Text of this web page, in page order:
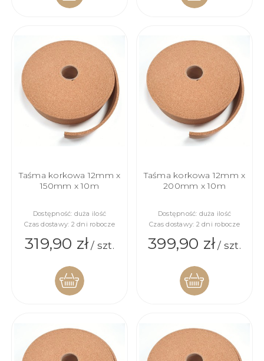
KOSZYKA KOSZYKA
Taśma korkowa 12mm x
150mm x 10m
Dostępność: duża ilość
Czas dostawy: 2 dni robocze
319,90 zł/ szt.
KOSZYKA
Taśma korkowa 12mm x
200mm x 10m
Dostępność: duża ilość
Czas dostawy: 2 dni robocze
399,90 zł/ szt.
KOSZYKA